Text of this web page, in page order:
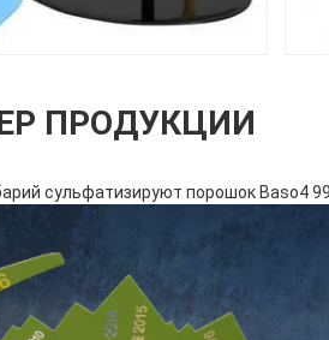
ПРОДУКЦИИ
сульфатизируют порошок Baso4